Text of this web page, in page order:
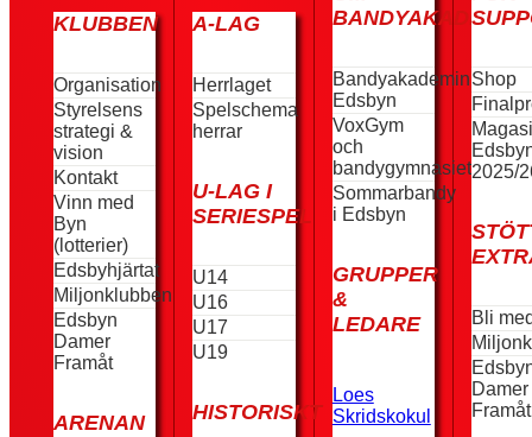
KLUBBEN
Organisation
Styrelsens
strategi &
vision
Kontakt
Vinn med
Byn
(lotterier)
Edsbyhjärtat
Miljonklubben
Edsbyn
Damer
Framåt
ARENAN
A-LAG
Herrlaget
Spelschema
herrar
U-LAG I
SERIESPEL
U14
U16
U17
U19
HISTORISKT
BANDYAKADEMIN
Bandyakademin
Edsbyn
VoxGym
och
bandygymnasiet
Sommarbandy
i Edsbyn
GRUPPER
&
LEDARE
Loes
Skridskokul
Shop
2025/
Bli
Damer
Framåt